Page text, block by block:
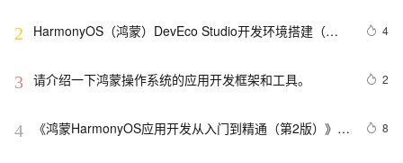
2
HarmonyOS（鸿蒙）DevEco Studio开发环境搭建（从
飞的猪猪侠）
4
3 请介绍一下鸿蒙操作系统的应用开发框架和工具。 2
4
《鸿蒙HarmonyOS应用开发从入门到精通（第2版）》学
8